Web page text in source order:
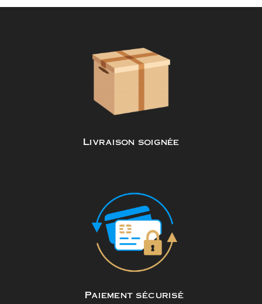
Livraison soignée
Paiement sécurisé